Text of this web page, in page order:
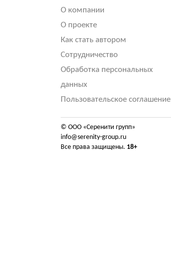
О компании
О проекте
Как стать автором
Сотрудничество
Обработка персональных
данных
Пользовательское соглашение
© ООО «Серенити групп»
info@serenity-group.ru
Все права защищены. 18+